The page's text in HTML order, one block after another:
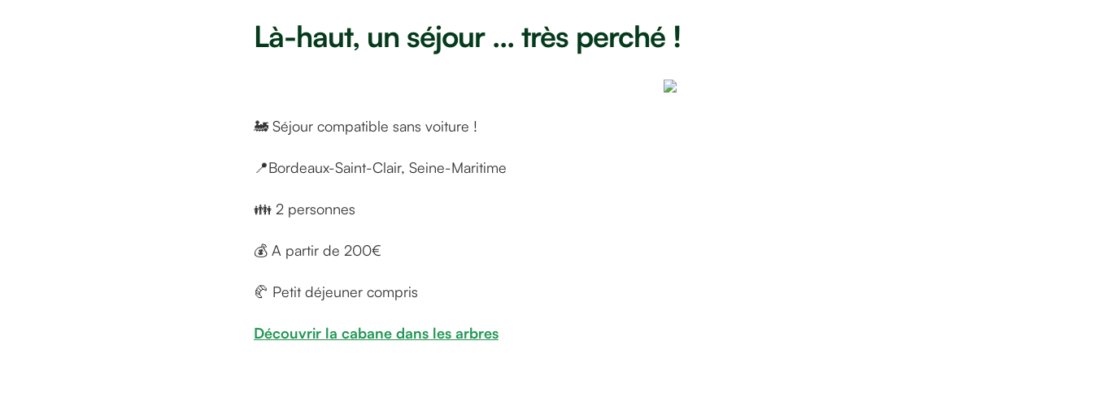
Là-haut, un séjour ... très perché !
🚂 Séjour compatible sans voiture !
📍Bordeaux-Saint-Clair, Seine-Maritime
👪 2 personnes
💰 A partir de 200€
🥐 Petit déjeuner compris
Découvrir la cabane dans les arbres